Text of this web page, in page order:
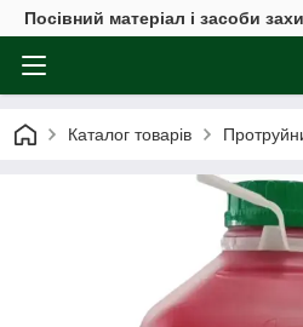
Посівний матеріал і засоби
Каталог товарів